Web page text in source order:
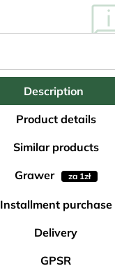
Description
Product details
Similar products
Grawer
za 1zł
Installment purchase
Delivery
GPSR